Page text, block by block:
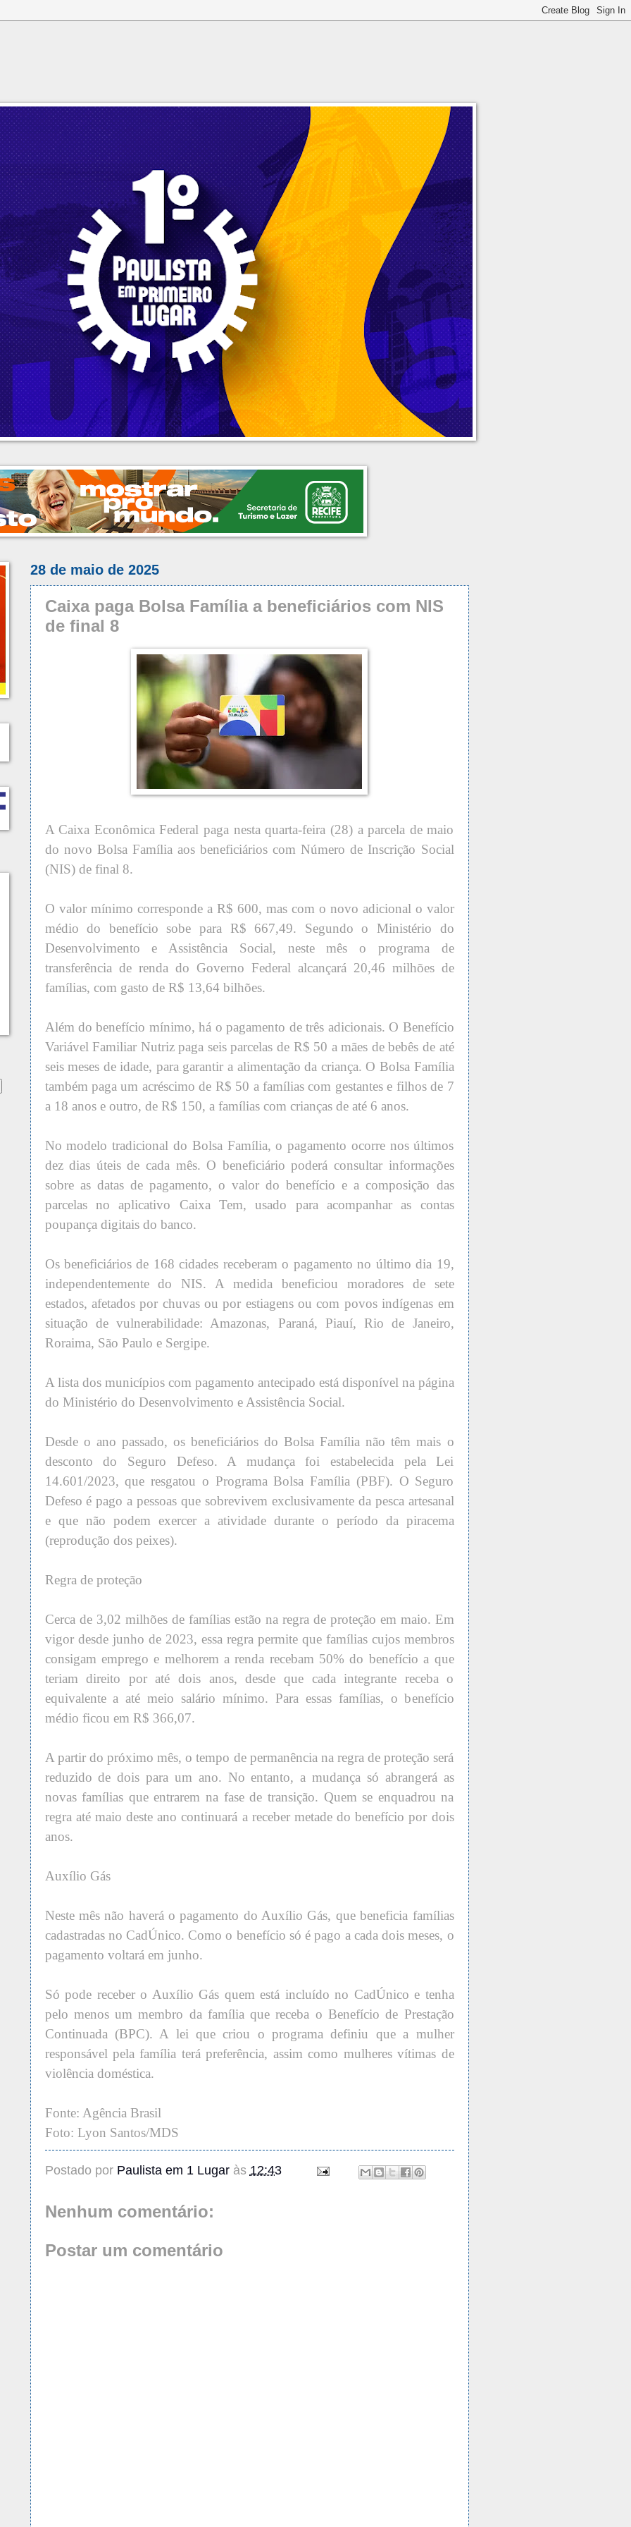
28 de maio de 2025
Caixa paga Bolsa Família a beneficiários com NIS
de final 8
A Caixa Econômica Federal paga nesta quarta-feira (28) a parcela de maio
do novo Bolsa Família aos beneficiários com Número de Inscrição Social
(NIS) de final 8.
O valor mínimo corresponde a R$ 600, mas com o novo adicional o valor
médio do benefício sobe para R$ 667,49. Segundo o Ministério do
Desenvolvimento e Assistência Social, neste mês o programa de
transferência de renda do Governo Federal alcançará 20,46 milhões de
famílias, com gasto de R$ 13,64 bilhões.
Além do benefício mínimo, há o pagamento de três adicionais. O Benefício
Variável Familiar Nutriz paga seis parcelas de R$ 50 a mães de bebês de até
seis meses de idade, para garantir a alimentação da criança. O Bolsa Família
também paga um acréscimo de R$ 50 a famílias com gestantes e filhos de 7
a 18 anos e outro, de R$ 150, a famílias com crianças de até 6 anos.
No modelo tradicional do Bolsa Família, o pagamento ocorre nos últimos
dez dias úteis de cada mês. O beneficiário poderá consultar informações
sobre as datas de pagamento, o valor do benefício e a composição das
parcelas no aplicativo Caixa Tem, usado para acompanhar as contas
poupança digitais do banco.
Os beneficiários de 168 cidades receberam o pagamento no último dia 19,
independentemente do NIS. A medida beneficiou moradores de sete
estados, afetados por chuvas ou por estiagens ou com povos indígenas em
situação de vulnerabilidade: Amazonas, Paraná, Piauí, Rio de Janeiro,
Roraima, São Paulo e Sergipe.
A lista dos municípios com pagamento antecipado está disponível na página
do Ministério do Desenvolvimento e Assistência Social.
Desde o ano passado, os beneficiários do Bolsa Família não têm mais o
desconto do Seguro Defeso. A mudança foi estabelecida pela Lei
14.601/2023, que resgatou o Programa Bolsa Família (PBF). O Seguro
Defeso é pago a pessoas que sobrevivem exclusivamente da pesca artesanal
e que não podem exercer a atividade durante o período da piracema
(reprodução dos peixes).
Regra de proteção
Cerca de 3,02 milhões de famílias estão na regra de proteção em maio. Em
vigor desde junho de 2023, essa regra permite que famílias cujos membros
consigam emprego e melhorem a renda recebam 50% do benefício a que
teriam direito por até dois anos, desde que cada integrante receba o
equivalente a até meio salário mínimo. Para essas famílias, o benefício
médio ficou em R$ 366,07.
A partir do próximo mês, o tempo de permanência na regra de proteção será
reduzido de dois para um ano. No entanto, a mudança só abrangerá as
novas famílias que entrarem na fase de transição. Quem se enquadrou na
regra até maio deste ano continuará a receber metade do benefício por dois
anos.
Auxílio Gás
Neste mês não haverá o pagamento do Auxílio Gás, que beneficia famílias
cadastradas no CadÚnico. Como o benefício só é pago a cada dois meses, o
pagamento voltará em junho.
Só pode receber o Auxílio Gás quem está incluído no CadÚnico e tenha
pelo menos um membro da família que receba o Benefício de Prestação
Continuada (BPC). A lei que criou o programa definiu que a mulher
responsável pela família terá preferência, assim como mulheres vítimas de
violência doméstica.
Fonte: Agência Brasil
Foto: Lyon Santos/MDS
Postado por Paulista em 1 Lugar às 12:43
Nenhum comentário:
Postar um comentário